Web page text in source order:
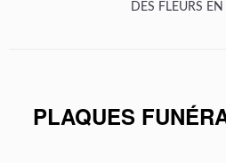
DES FLEURS EN
PLAQUES